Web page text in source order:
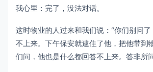
我心里：完了，没法对话。
这时物业的人过来和我们说：“你们别问
不上来。下午保安就逮住了他，把他带到
们问，他也是什么都回答不上来。答非所